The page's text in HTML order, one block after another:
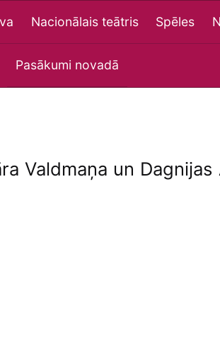
Nacionālais teātris Spēles
Pasākumi novadā
Valdmaņa un